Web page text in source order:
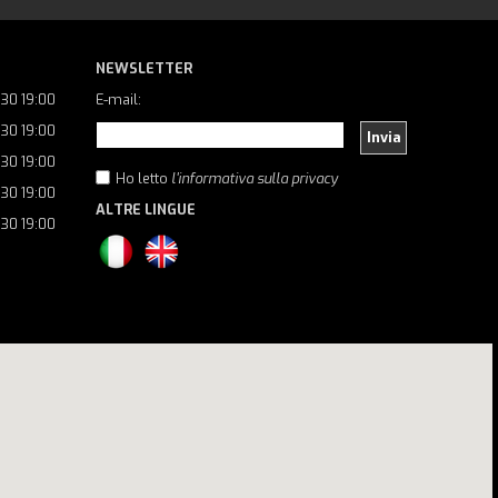
19:00
19:00
19:00
19:00
19:00
NEWSLETTER
E-mail:
Invia
Ho letto l'informativa sulla privacy
ALTRE LINGUE